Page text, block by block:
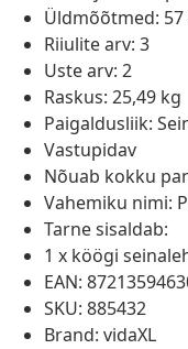
Üldmõõtmed: 57
Riiulite arv: 3
Uste arv: 2
Raskus: 25,49 kg
Paigaldusliik:
Vastupidav
Nõuab kokku
Vahemiku nimi:
Tarne sisaldab:
1 x köögi
EAN:
SKU: 885432
Brand: vidaXL